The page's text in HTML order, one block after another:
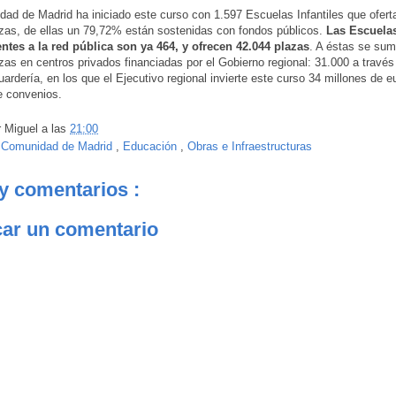
de Madrid ha iniciado este curso con 1.597 Escuelas Infantiles que
de ellas un 79,72% están sostenidas con fondos públicos. Las
a la red pública son ya 464, y ofrecen 42.044 plazas. A éstas se
en centros privados financiadas por el Gobierno regional: 31.000 a
en los que el Ejecutivo regional invierte este curso 34 millones de
convenios.
Miguel a las 21:00
Comunidad de Madrid Educación Obras e Infraestructuras
comentarios :
un comentario